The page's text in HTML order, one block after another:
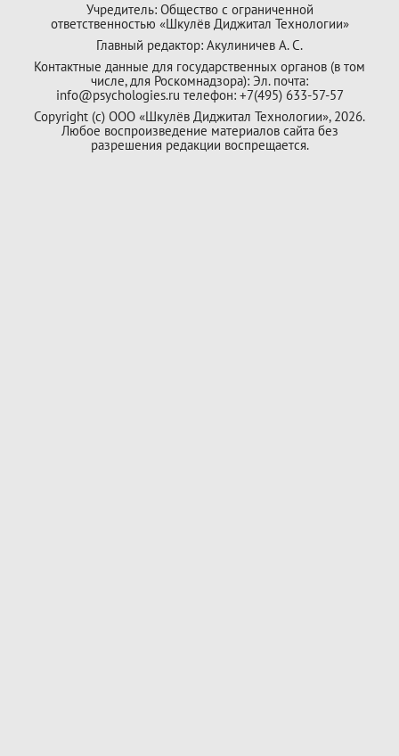
Учредитель: Общество с ограниченной
ответственностью «Шкулёв Диджитал Технологии»
Главный редактор: Акулиничев А. С.
Контактные данные для государственных органов (в том
числе, для Роскомнадзора): Эл. почта:
info@psychologies.ru телефон: +7(495) 633-57-57
Copyright (с) ООО «Шкулёв Диджитал Технологии», 2026.
Любое воспроизведение материалов сайта без
разрешения редакции воспрещается.